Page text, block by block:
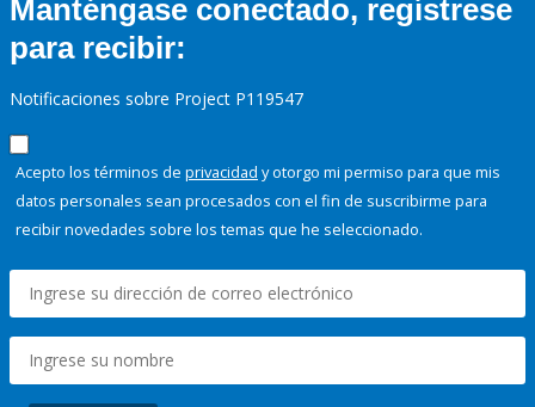
Manténgase conectado, regístrese
para recibir:
Notificaciones sobre Project P119547
Acepto los términos de privacidad y otorgo mi permiso para que mis
datos personales sean procesados con el fin de suscribirme para
recibir novedades sobre los temas que he seleccionado.